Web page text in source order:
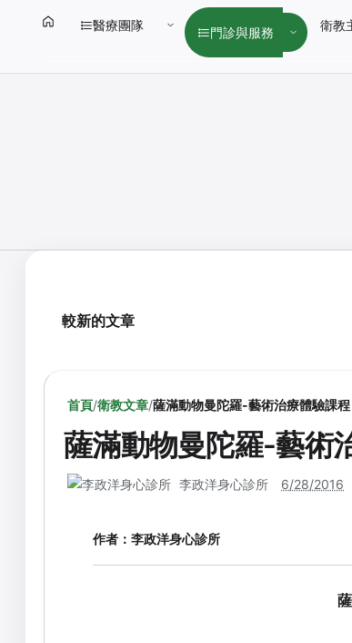
醫療團隊 門診與服務 衛教
較新的文章
首頁/衛教文章/薩滿動物曼陀羅-藝術治療體驗課程
薩滿動物曼陀羅-藝術
李政洋身心診所 6/28/2016
作者： 李政洋身心診所